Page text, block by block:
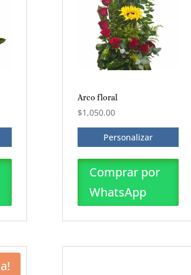
Arco floral
$1,050.00
Personalizar
Comprar por
WhatsApp